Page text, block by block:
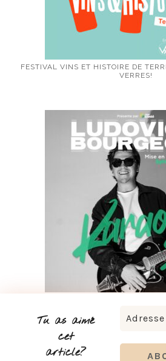
Tu as aimé
cet
article?
FESTIVAL VINS ET HISTOIRE DE
VERRES!